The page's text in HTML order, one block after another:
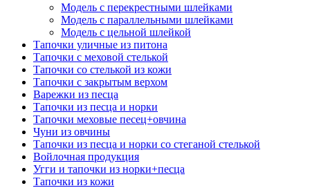
Модель с перекрестными шлейками
Модель с параллельными шлейками
Модель с цельной шлейкой
Тапочки уличные из питона
Тапочки с меховой стелькой
Тапочки со стелькой из кожи
Тапочки с закрытым верхом
Варежки из песца
Тапочки из песца и норки
Тапочки меховые песец+овчина
Чуни из овчины
Тапочки из песца и норки со стеганой стелькой
Войлочная продукция
Угги и тапочки из норки+песца
Тапочки из кожи